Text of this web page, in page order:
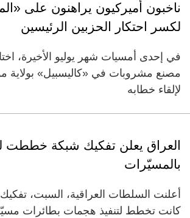
ناخبون أميركيون يراهنون على
لكسر احتكار الحزبين الرئيسين
في إحدى أمسيات شهر يوليو الأخيرة،
مصنع مشروبات في «كاليسبيل» بولاية
لإلقاء خطابه
العراق يعلن تفكيك شبكة خططت
بالمسيّرات
أعلنت السلطات العراقية، السبت،
كانت تخطط لتنفيذ هجمات بطائرات